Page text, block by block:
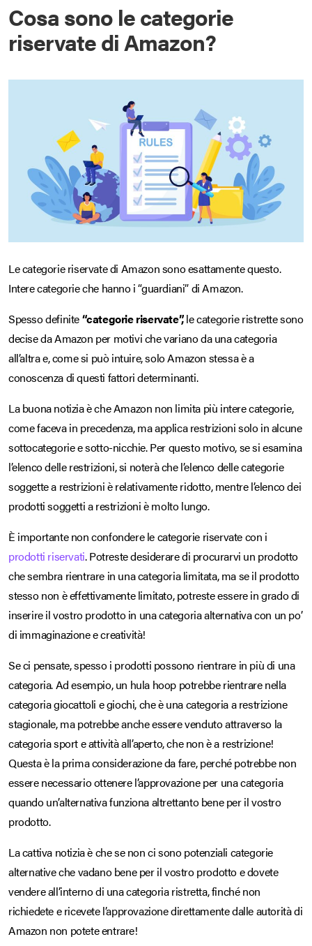
Cosa sono le categorie
riservate di Amazon?
Le categorie riservate di Amazon sono esattamente questo.
Intere categorie che hanno i “guardiani” di Amazon.
Spesso definite“categorie riservate”,le categorie ristrette sono
decise da Amazon per motivi che variano da una categoria
all’altra e, come si può intuire, solo Amazon stessa è a
conoscenza di questi fattori determinanti.
La buona notizia è che Amazon non limita più intere categorie,
come faceva in precedenza, ma applica restrizioni solo in alcune
sottocategorie e sotto-nicchie. Per questo motivo, se si esamina
l’elenco delle restrizioni, si noterà che l’elenco delle categorie
soggette a restrizioni è relativamente ridotto, mentre l’elenco dei
prodotti soggetti a restrizioni è molto lungo.
È importante non confondere le categorie riservate con i
prodotti riservati. Potreste desiderare di procurarvi un prodotto
che sembra rientrare in una categoria limitata, ma se il prodotto
stesso non è effettivamente limitato, potreste essere in grado di
inserire il vostro prodotto in una categoria alternativa con un po’
di immaginazione e creatività!
Se ci pensate, spesso i prodotti possono rientrare in più di una
categoria. Ad esempio, un hula hoop potrebbe rientrare nella
categoria giocattoli e giochi, che è una categoria a restrizione
stagionale, ma potrebbe anche essere venduto attraverso la
categoria sport e attività all’aperto, che non è a restrizione!
Questa è la prima considerazione da fare, perché potrebbe non
essere necessario ottenere l’approvazione per una categoria
quando un’alternativa funziona altrettanto bene per il vostro
prodotto.
La cattiva notizia è che se non ci sono potenziali categorie
alternative che vadano bene per il vostro prodotto e dovete
vendere all’interno di una categoria ristretta, finché non
richiedete e ricevete l’approvazione direttamente dalle autorità di
Amazon non potete entrare!